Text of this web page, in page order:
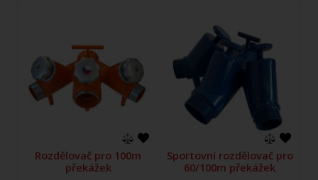
Rozdělovač pro 100m
překážek
Sportovní rozdělovač pro
60/100m překážek